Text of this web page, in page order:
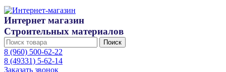
Интернет магазин
Строительных материалов
Поиск
8 (960) 500-62-22
8 (49331) 5-62-14
Заказать звонок